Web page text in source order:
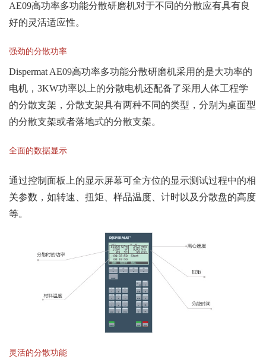
AE09高功率多功能分散研磨机对于不同的分散应有具有良
好的灵活适应性。
强劲的分散功率
Dispermat AE09高功率多功能分散研磨机采用的是大功率的
电机，3KW功率以上的分散电机还配备了采用人体工程学
的分散支架，分散支架具有两种不同的类型，分别为桌面型
的分散支架或者落地式的分散支架。
全面的数据显示
通过控制面板上的显示屏幕可全方位的显示测试过程中的相
关参数，如转速、扭矩、样品温度、计时以及分散盘的高度
等。
灵活的分散功能